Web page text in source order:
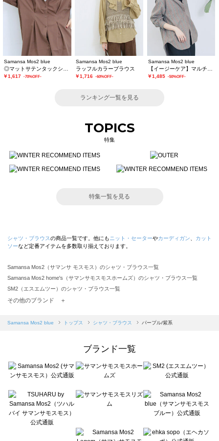
Samansa Mos2 blue
￥1,617 -70%OFF-
Samansa Mos2 blue
ラッフルカラーブラウス
￥1,716 -60%OFF-
Samansa Mos2 blue
￥1,485 -50%OFF-
ランキング一覧を見る
TOPICS
特集
特集一覧を見る
シャツ・ブラウスの商品一覧です。他にも ニット・セーターやカーディガン
カット
ソーなど定番アイテムを多数取り揃えております。
Samansa Mos2（サマンサ モスモス）のシャツ・ブラウス一覧
Samansa Mos2 home's（サマンサモスモスホームズ）のシャツ・ブラウス一覧
SM2（エスエムツー）のシャツ・ブラウス一覧
Samansa Mos2 blue（サマンサモスモス ブルー）のシャツ・ブラウス一覧
sō4ū（ソウフォーユー）のシャツ・ブラウス一覧
Te chichi（テチチ）のシャツ・ブラウス一覧
Te chichi CLASSIC（テチチ クラシック）のシャツ・ブラウス一覧
Lugnoncure（ルノンキュール）のシャツ・ブラウス一覧
BETTY'S BLUE（べティーズブルー）のシャツ・ブラウス一覧
Wpc.（ワールドパーティー）のシャツ・ブラウス一覧
その他のブランド ＋
Samansa Mos2 blue トップス シャツ・ブラウス パープル/紫系
ブランド一覧